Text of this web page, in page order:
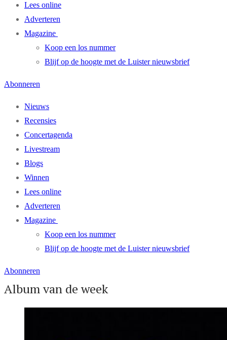
Lees online
Adverteren
Magazine
Koop een los nummer
Blijf op de hoogte met de Luister nieuwsbrief
Abonneren
Nieuws
Recensies
Concertagenda
Livestream
Blogs
Winnen
Lees online
Adverteren
Magazine
Koop een los nummer
Blijf op de hoogte met de Luister nieuwsbrief
Abonneren
Album van de week